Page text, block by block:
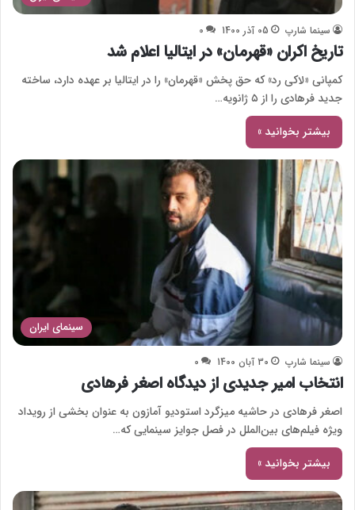
سینما شارپ 05 آذر 1400 0
تاریخ اکران «قهرمان» در ایتالیا اعلام شد
کمپانی «لاکی رد» که حق پخش «قهرمان» را در ایتالیا بر عهده دارد، ساخته
جدید فرهادی را از ۵ ژانویه…
بیشتر بخوانید »
سینمای ایران
سینما شارپ 30 آبان 1400 0
انتخاب امیر جدیدی از دیدگاه اصغر فرهادی
اصغر فرهادی در حاشیه میزگرد استودیو آمازون به عنوان بخشی از رویداد
ویژه فیلم‌های بین‌الملل در فصل جوایز سینمایی که…
بیشتر بخوانید »